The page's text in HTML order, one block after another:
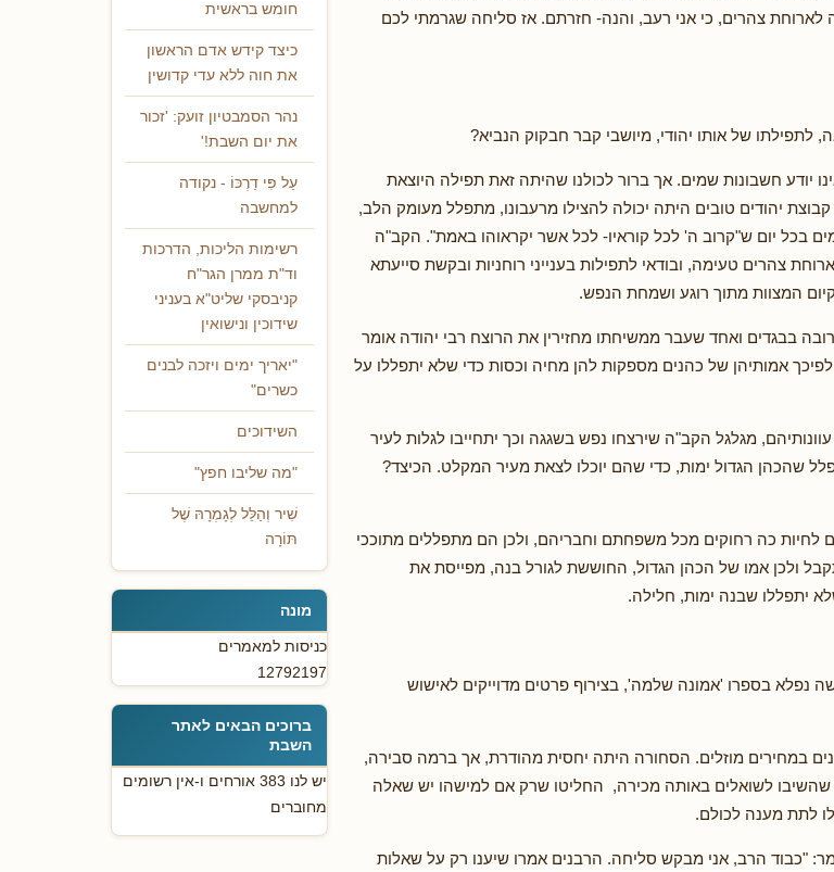
לארוחת צהרים, כי אני רעב, והנה- חזרתם. אז סליחה שגרמתי לכם
של אותו יהודי, מיושבי קבר חבקוק הנביא?
אינו יודע חשבונות שמים. אך ברור לכולנו שהיתה זאת תפילה היוצאת
יהודים טובים היתה יכולה להצילו מרעבונו, מתפלל מעומק הלב,
בכל יום ש"קרוב ה' לכל קוראיו- לכל אשר יקראוהו באמת". הקב"ה
צהרים טעימה, ובודאי לתפילות בענייני רוחניות ובקשת סייעתא
המצוות מתוך רוגע ושמחת הנפש.
בבגדים ואחד שעבר ממשיחתו מחזירין את הרוצח רבי יהודה אומר
אמותיהן של כהנים מספקות להן מחיה וכסות כדי שלא יתפללו על
מגלגל הקב"ה שירצחו נפש בשגגה וכך יתחייבו לגלות לעיר
שהכהן הגדול ימות, כדי שהם יוכלו לצאת מעיר המקלט. הכיצד?
כה רחוקים מכל משפחתם וחבריהם, ולכן הם מתפללים מתוככי
ולכן אמו של הכהן הגדול, החוששת לגורל בנה, מפייסת את
יתפללו שבנה ימות, חלילה.
נפלא בספרו 'אמונה שלמה', בצירוף פרטים מדוייקים לאישוש
במחירים מוזלים. הסחורה היתה יחסית מהודרת, אך ברמה סבירה,
שהשיבו לשואלים באותה מכירה, החליטו שרק אם למישהו יש שאלה
לתת מענה לכולם.
"כבוד הרב, אני מבקש סליחה. הרבנים אמרו שיענו רק על שאלות
חומש בראשית
כיצד קידש אדם הראשון
את חוה ללא עדי קדושין
נהר הסמבטיון זועק: 'זכור
את יום השבת!'
עַל פִּי דַרְכּוֹ - נקודה
למחשבה
רשימות הליכות, הדרכות
וד"ת ממרן הגר"ח
קניבסקי שליט"א בעניני
שידוכין ונישואין
"יאריך ימים ויזכה לבנים
כשרים"
השידוכים
"מה שליבו חפץ"
שִׁיר וְהַלֵּל לְגָמְרָהּ שֶׁל
תּוֹרָה
מונה
כניסות למאמרים
12792197
ברוכים הבאים לאתר
השבת
יש לנו 383 אורחים ו-אין רשומים
מחוברים